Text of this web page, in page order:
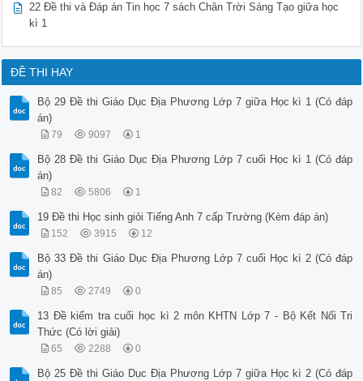
22 Đề thi và Đáp án Tin học 7 sách Chân Trời Sáng Tạo giữa học
kì 1
ĐỀ THI HAY
Bộ 29 Đề thi Giáo Dục Địa Phương Lớp 7 giữa Học kì 1 (Có đáp
án)
79 9097 1
Bộ 28 Đề thi Giáo Dục Địa Phương Lớp 7 cuối Học kì 1 (Có đáp
án)
82 5806 1
19 Đề thi Học sinh giỏi Tiếng Anh 7 cấp Trường (Kèm đáp án)
152 3915 12
Bộ 33 Đề thi Giáo Dục Địa Phương Lớp 7 cuối Học kì 2 (Có đáp
án)
85 2749 0
13 Đề kiểm tra cuối học kì 2 môn KHTN Lớp 7 - Bộ Kết Nối Tri
Thức (Có lời giải)
65 2288 0
Bộ 25 Đề thi Giáo Dục Địa Phương Lớp 7 giữa Học kì 2 (Có đáp